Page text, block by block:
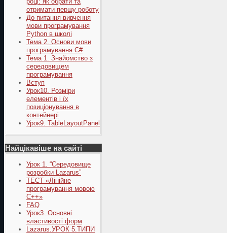
отримати першу роботу
До питання вивчення
мови програмування
Python в школі
Тема 2. Основи мови
програмування C#
Тема 1. Знайомство з
середовищем
програмування
Вступ
Урок10. Розміри
елементів і їх
позиціонування в
контейнері
Урок9. TableLayoutPanel
Найцікавіше на сайті
Урок 1. “Середовище
розробки Lazarus”
ТЕСТ «Лінійне
програмування мовою
С++»
FAQ
Урок3. Основні
властивості форм
Lazarus.УРОК 5.ТИПИ